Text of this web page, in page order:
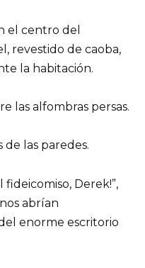
el centro del
revestido de caoba,
la habitación.
las alfombras persas.
de las paredes.
Derek!”,
abrían
enorme escritorio